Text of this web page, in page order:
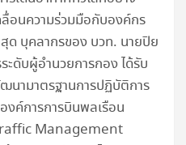
อนความร่วมมือกับองค์กร
สุด บุคลากรของ บวท. นายปิย
ดับผู้อำนวยการกอง ได้รับ
นามาตรฐานการปฏิบัติการ
งค์การการบินพลเรือน
Management